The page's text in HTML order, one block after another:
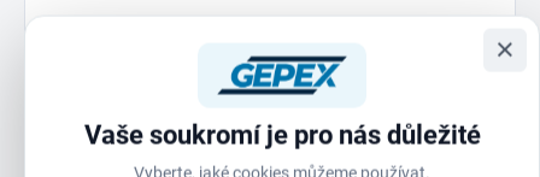
Vaše soukromí je pro nás důležité
Vyberte, jaké cookies můžeme používat.
×
Profesionální výsledky:
Dokonalé vyčištění povrchu zajišťuje lepší přilnavost
nových nátěrů, lepidel nebo povrchových úprav.